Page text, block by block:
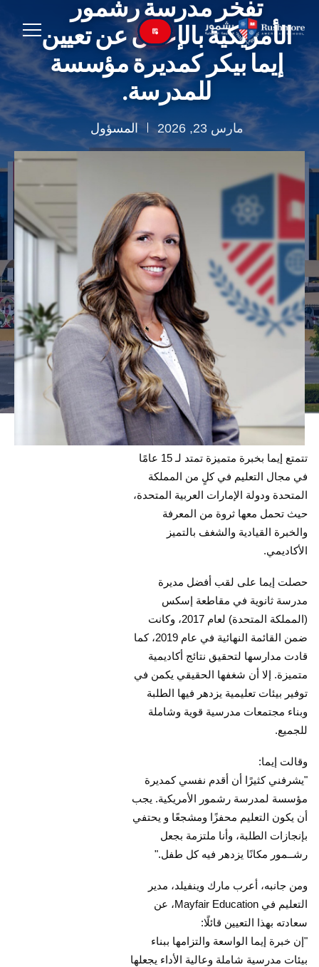
تفخر مدرسة رشمور
الأمريكية بالإعلان عن تعيين
إيما بيكر كمديرة مؤسسة
للمدرسة.
مارس 23, 2026 المسؤول
تتمتع إيما بخبرة متميزة تمتد لـ 15 عامًا
في مجال التعليم في كلٍ من المملكة
المتحدة ودولة الإمارات العربية المتحدة،
حيث تحمل معها ثروة من المعرفة
والخبرة القيادية والشغف بالتميز
الأكاديمي.
حصلت إيما على لقب أفضل مديرة
مدرسة ثانوية في مقاطعة إسكس
(المملكة المتحدة) لعام 2017، وكانت
ضمن القائمة النهائية في عام 2019، كما
قادت مدارسها لتحقيق نتائج أكاديمية
متميزة. إلا أن شغفها الحقيقي يكمن في
توفير بيئات تعليمية يزدهر فيها الطلبة
وبناء مجتمعات مدرسية قوية وشاملة
للجميع.
وقالت إيما:
"يشرفني كثيرًا أن أقدم نفسي كمديرة
مؤسسة لمدرسة رشمور الأمريكية. يجب
أن يكون التعليم محفزًا ومشجعًا و يحتفي
بإنجازات الطلبة، وأنا ملتزمة بجعل
رشــمور مكانًا يزدهر فيه كل طفل."
ومن جانبه، أعرب مارك وينفيلد، مدير
التعليم في Mayfair Education، عن
سعادته بهذا التعيين قائلًا:
"إن خبرة إيما الواسعة والتزامها ببناء
بيئات مدرسية شاملة وعالية الأداء يجعلها